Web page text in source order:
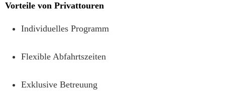
Vorteile von Privattouren
Individuelles Programm
Flexible Abfahrtszeiten
Exklusive Betreuung